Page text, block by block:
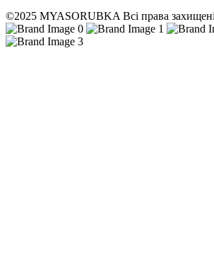
©2025 MYASORUBKA Всі права захищені